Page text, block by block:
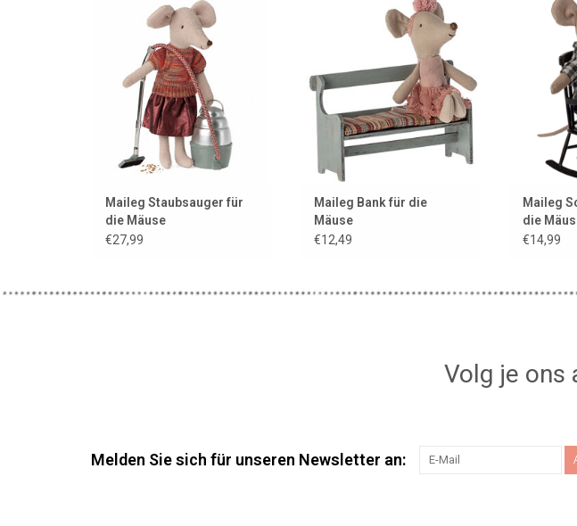
Mäuse und ein sauberes
Mäusehaus.
ZUM WARENKORB HINZUFÜGEN
Maileg Staubsauger für
die Mäuse
€27,99
die Mäusefamilie entworfen
ZUM WARENKORB HINZUFÜGEN
Maileg Bank für die
Mäuse
€12,49
ZUM
Maileg
die
€14,99
Volg je ons
Melden Sie sich für unseren Newsletter an: